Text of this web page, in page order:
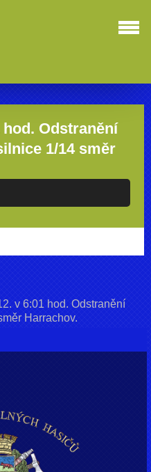
hod. Odstranění
1/14 směr
v 6:01 hod. Odstranění
Harrachov.